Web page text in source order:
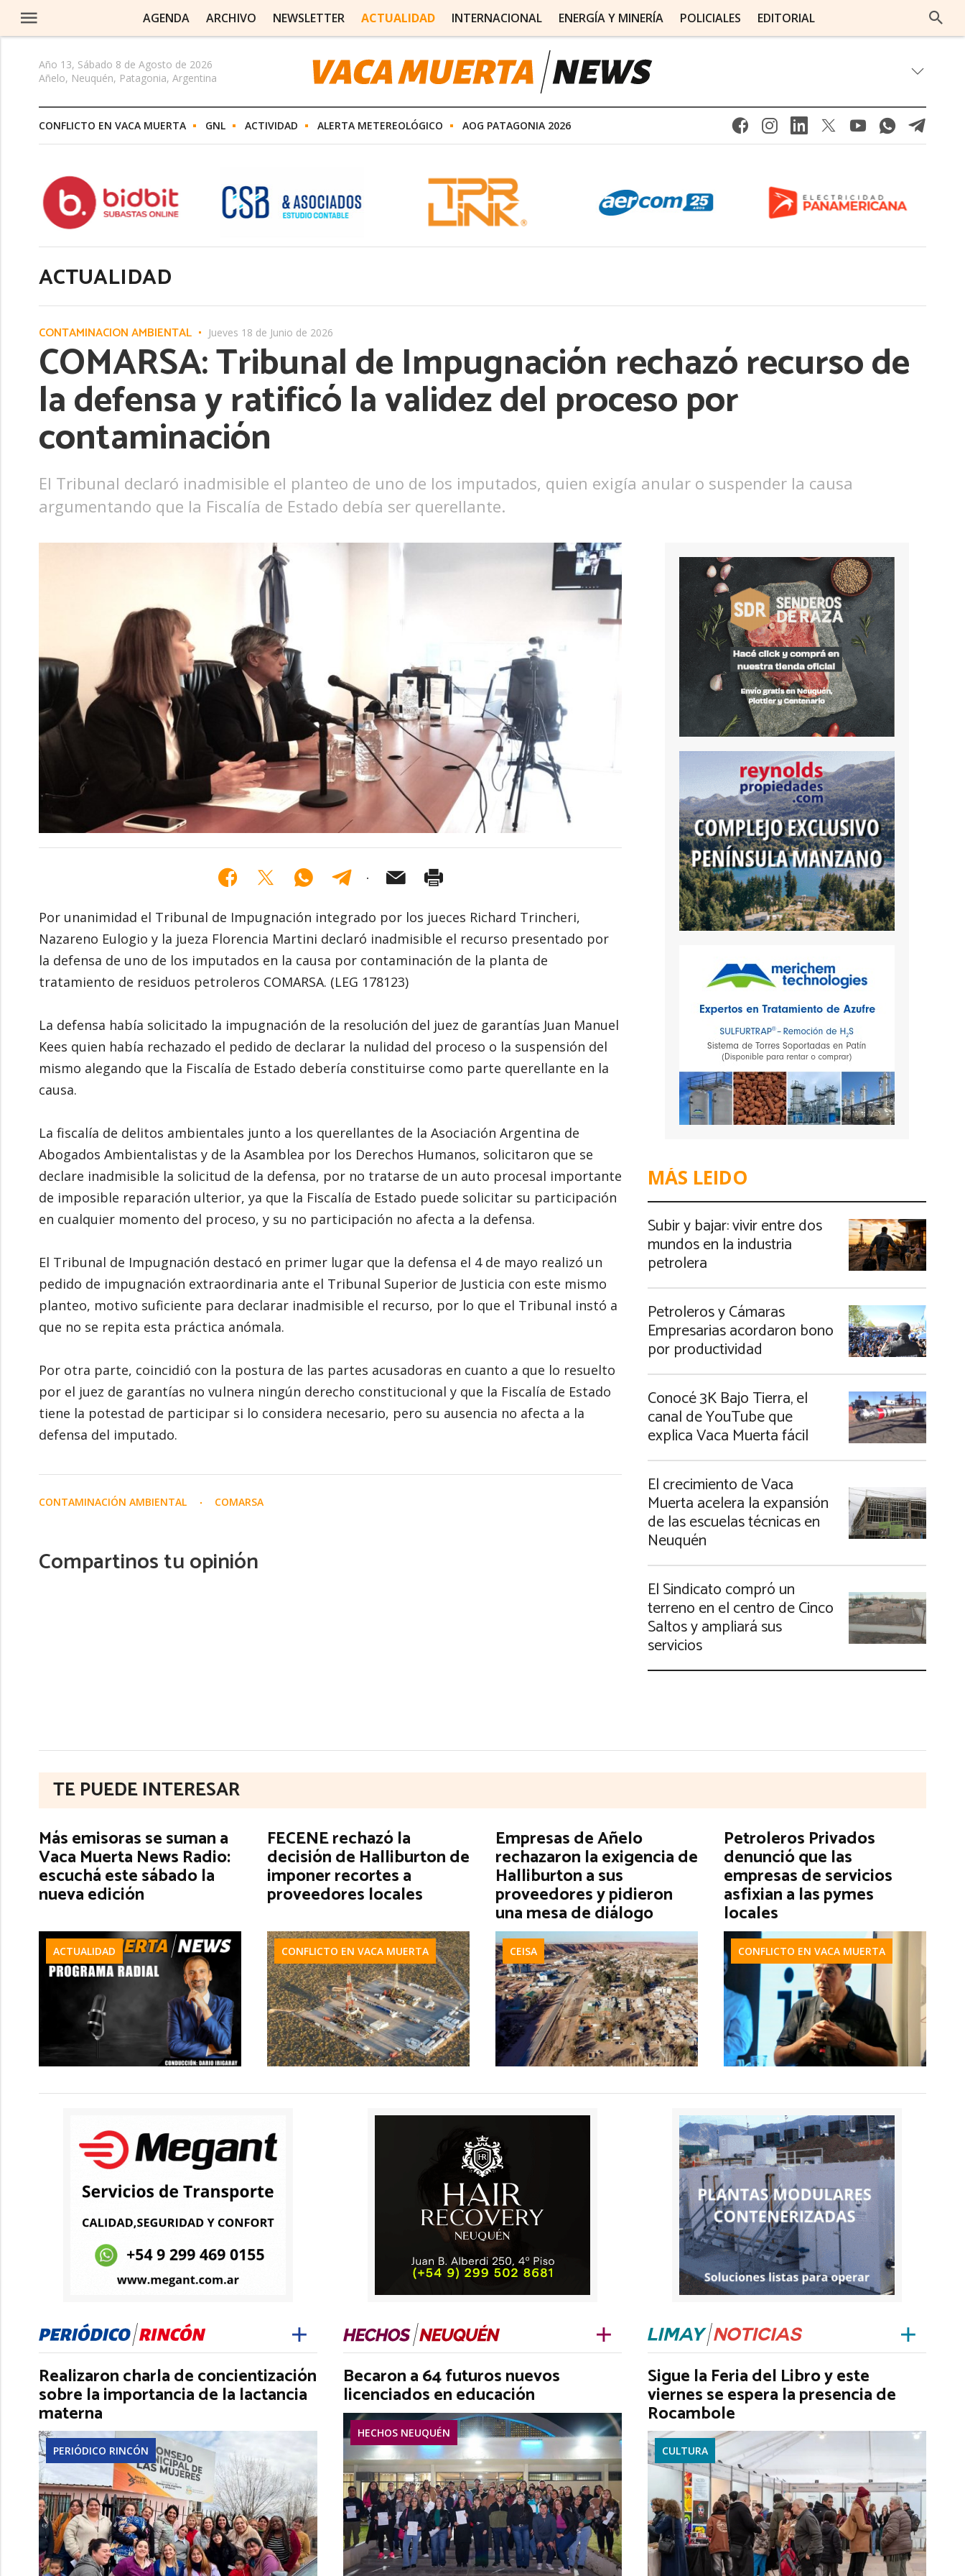
AGENDA ARCHIVO NEWSLETTER ACTUALIDAD INTERNACIONAL ENERGÍA Y MINERÍA POLICIALES EDITORIAL
Año 13, Sábado 8 de Agosto de 2026
Añelo, Neuquén, Patagonia, Argentina
CONFLICTO EN VACA MUERTA GNL ACTIVIDAD ALERTA METEREOLÓGICO AOG PATAGONIA 2026
ACTUALIDAD
CONTAMINACIÓN AMBIENTAL Jueves 18 de Junio de 2026
COMARSA: Tribunal de Impugnación rechazó recurso de
la defensa y ratificó la validez del proceso por
contaminación
El Tribunal declaró inadmisible el planteo de uno de los imputados, quien exigía anular o suspender la causa
argumentando que la Fiscalía de Estado debía ser querellante.
Por unanimidad el Tribunal de Impugnación integrado por los jueces Richard Trincheri,
Nazareno Eulogio y la jueza Florencia Martini declaró inadmisible el recurso presentado por
la defensa de uno de los imputados en la causa por contaminación de la planta de
tratamiento de residuos petroleros COMARSA. (LEG 178123)
La defensa había solicitado la impugnación de la resolución del juez de garantías Juan Manuel
Kees quien había rechazado el pedido de declarar la nulidad del proceso o la suspensión del
mismo alegando que la Fiscalía de Estado debería constituirse como parte querellante en la
causa.
La fiscalía de delitos ambientales junto a los querellantes de la Asociación Argentina de
Abogados Ambientalistas y de la Asamblea por los Derechos Humanos, solicitaron que se
declare inadmisible la solicitud de la defensa, por no tratarse de un auto procesal importante
de imposible reparación ulterior, ya que la Fiscalía de Estado puede solicitar su participación
en cualquier momento del proceso, y su no participación no afecta a la defensa.
El Tribunal de Impugnación destacó en primer lugar que la defensa el 4 de mayo realizó un
pedido de impugnación extraordinaria ante el Tribunal Superior de Justicia con este mismo
planteo, motivo suficiente para declarar inadmisible el recurso, por lo que el Tribunal instó a
que no se repita esta práctica anómala.
Por otra parte, coincidió con la postura de las partes acusadoras en cuanto a que lo resuelto
por el juez de garantías no vulnera ningún derecho constitucional y que la Fiscalía de Estado
tiene la potestad de participar si lo considera necesario, pero su ausencia no afecta a la
defensa del imputado.
CONTAMINACIÓN AMBIENTAL COMARSA
Compartinos tu opinión
MÁS LEIDO
Subir y bajar: vivir entre dos
mundos en la industria
petrolera
Petroleros y Cámaras
Empresarias acordaron bono
por productividad
Conocé 3K Bajo Tierra, el
canal de YouTube que
explica Vaca Muerta fácil
El crecimiento de Vaca
Muerta acelera la expansión
de las escuelas técnicas en
Neuquén
El Sindicato compró un
terreno en el centro de Cinco
Saltos y ampliará sus
servicios
TE PUEDE INTERESAR
Más emisoras se suman a
Vaca Muerta News Radio:
escuchá este sábado la
nueva edición
ACTUALIDAD
FECENE rechazó la
decisión de Halliburton de
imponer recortes a
proveedores locales
CONFLICTO EN VACA MUERTA
Empresas de Añelo
rechazaron la exigencia de
Halliburton a sus
proveedores y pidieron
una mesa de diálogo
CEISA
Petroleros Privados
denunció que las
empresas de servicios
asfixian a las pymes
locales
CONFLICTO EN VACA MUERTA
Realizaron charla de concientización
sobre la importancia de la lactancia
materna
PERIÓDICO RINCÓN
Becaron a 64 futuros nuevos
licenciados en educación
HECHOS NEUQUÉN
Sigue la Feria del Libro y este
viernes se espera la presencia de
Rocambole
CULTURA